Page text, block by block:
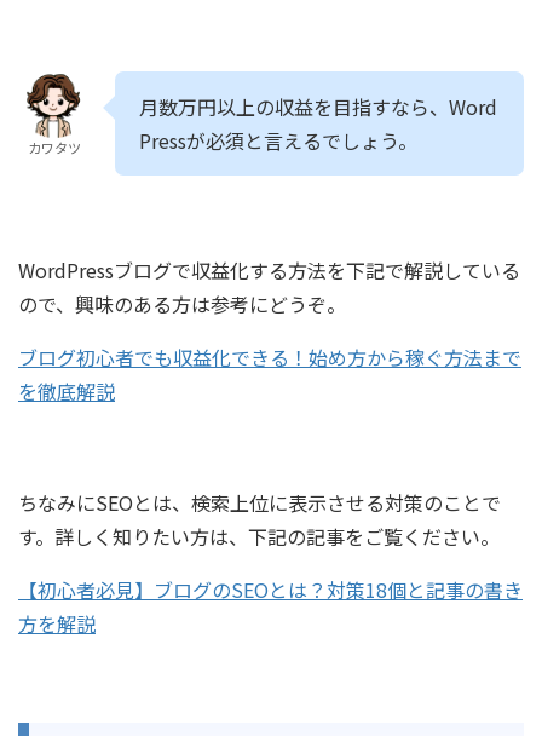
カワタツ
月数万円以上の収益を目指すなら、Word
Pressが必須と言えるでしょう。
WordPressブログで収益化する方法を下記で解説している
ので、興味のある方は参考にどうぞ。
ブログ初心者でも収益化できる！始め方から稼ぐ方法まで
を徹底解説
ちなみにSEOとは、検索上位に表示させる対策のことで
す。詳しく知りたい方は、下記の記事をご覧ください。
【初心者必見】ブログのSEOとは？対策18個と記事の書き
方を解説